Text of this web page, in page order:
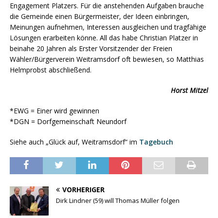
Engagement Platzers. Für die anstehenden Aufgaben brauche
die Gemeinde einen Bürgermeister, der Ideen einbringen,
Meinungen aufnehmen, Interessen ausgleichen und tragfähige
Lösungen erarbeiten könne. All das habe Christian Platzer in
beinahe 20 Jahren als Erster Vorsitzender der Freien
Wähler/Bürgerverein Weitramsdorf oft bewiesen, so Matthias
Helmprobst abschließend.
Horst Mitzel
*EWG = Einer wird gewinnen
*DGN = Dorfgemeinschaft Neundorf
Siehe auch „Glück auf, Weitramsdorf“ im Tagebuch
VORHERIGER
Dirk Lindner (59) will Thomas Müller folgen